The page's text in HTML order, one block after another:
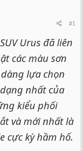
#1
Urus đã liên
các màu sơn
lựa chọn
nhất của
kiểu phối
và mới nhất là
cực kỳ hầm hố.